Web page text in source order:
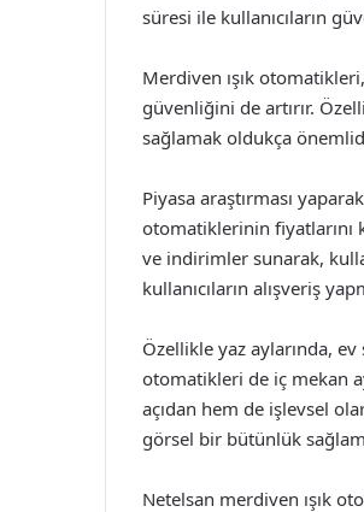
süresi ile kullanıcıların
Merdiven ışık
güvenliğini de artırır.
sağlamak oldukça
Piyasa araştırması
otomatiklerinin fiyatlarını
ve indirimler sunarak,
kullanıcıların alışveriş
Özellikle yaz aylarında,
otomatikleri de iç mekan
açıdan hem de işlevsel
görsel bir bütünlük
Netelsan merdiven ışık